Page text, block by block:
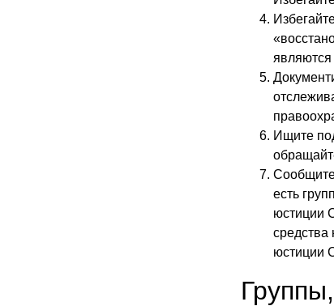
Ищите
есть
юстиции
средства
юстиции